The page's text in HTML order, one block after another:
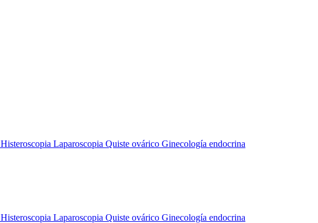
Histeroscopia Laparoscopia Quiste ovárico Ginecología endocrina
Histeroscopia Laparoscopia Quiste ovárico Ginecología endocrina